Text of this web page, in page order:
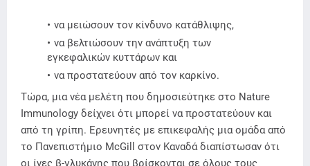
να μειώσουν τον κίνδυνο κατάθλιψης,
να βελτιώσουν την ανάπτυξη των
εγκεφαλικών κυττάρων και
να προστατεύουν από τον καρκίνο.
Τώρα, μια νέα μελέτη που δημοσιεύτηκε στο Nature
Immunology δείχνει ότι μπορεί να προστατεύουν και
από τη γρίπη. Ερευνητές με επικεφαλής μια ομάδα από
το Πανεπιστήμιο McGill στον Καναδά διαπίστωσαν ότι
οι ίνες β-γλυκάνης που βρίσκονται σε όλους τους